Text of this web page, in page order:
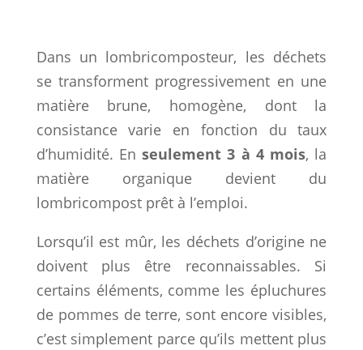
Dans un lombricomposteur, les déchets
se transforment progressivement en une
matière brune, homogène, dont la
consistance varie en fonction du taux
d’humidité. Enseulement 3 à 4 mois, la
matière organique devient du
lombricompost prêt à l’emploi.
Lorsqu’il est mûr, les déchets d’origine ne
doivent plus être reconnaissables. Si
certains éléments, comme les épluchures
de pommes de terre, sont encore visibles,
c’est simplement parce qu’ils mettent plus